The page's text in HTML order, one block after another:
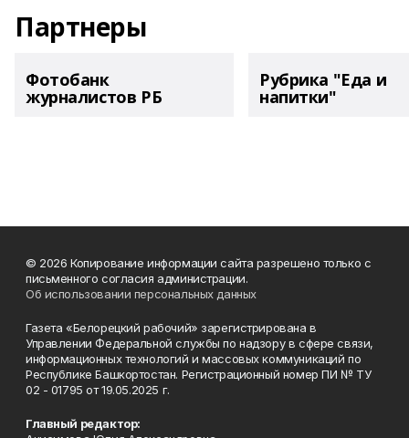
Партнеры
Фотобанк
журналистов РБ
Рубрика "Еда и
напитки"
© 2026 Копирование информации сайта разрешено только с
письменного согласия администрации.
Об использовании персональных данных
Газета «Белорецкий рабочий» зарегистрирована в
Управлении Федеральной службы по надзору в сфере связи,
информационных технологий и массовых коммуникаций по
Республике Башкортостан. Регистрационный номер ПИ № ТУ
02 - 01795 от 19.05.2025 г.
Главный редактор: